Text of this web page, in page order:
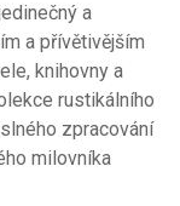
a
a přívětivějším
knihovny a
rustikálního
zpracování
milovníka